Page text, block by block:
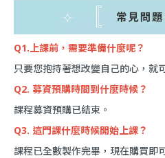
Q1.上課前，需要準備什麼呢？
只要您抱持著想改變自己的心，就
Q2. 募資預購時間到什麼時候？
課程募資預購已結束。
Q3. 這門課什麼時候開始上課？
課程已全數製作完畢，現在購買即